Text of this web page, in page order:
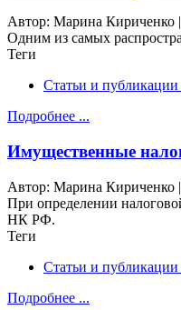
Автор: Марина Кириченко
Одним из самых
Теги
Статьи и
Подробнее ...
Имущественные
Автор: Марина Кириченко
При определении
НК РФ.
Теги
Статьи и
Подробнее ...